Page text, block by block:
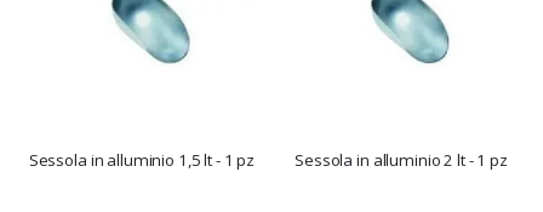
Sessola in alluminio 1,5 lt - 1 pz Sessola in alluminio 2 lt - 1 pz